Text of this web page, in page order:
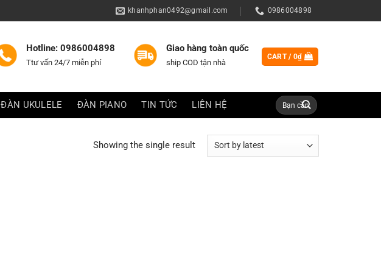
khanhphan0492@gmail.com 0986004898
Hotline: 0986004898
Ttư vấn 24/7 miễn phí
Giao hàng toàn quốc
ship COD tận nhà
CART / 0₫
ĐÀN UKULELE ĐÀN PIANO TIN TỨC LIÊN HỆ
Search
for:
Showing the single result